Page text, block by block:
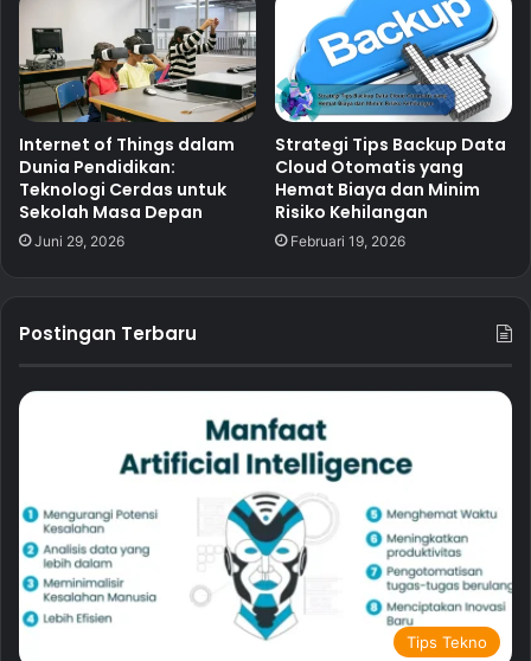
Internet of Things dalam
Dunia Pendidikan:
Teknologi Cerdas untuk
Sekolah Masa Depan
Juni 29, 2026
Strategi Tips Backup Data
Cloud Otomatis yang
Hemat Biaya dan Minim
Risiko Kehilangan
Februari 19, 2026
Postingan Terbaru
Tips Tekno